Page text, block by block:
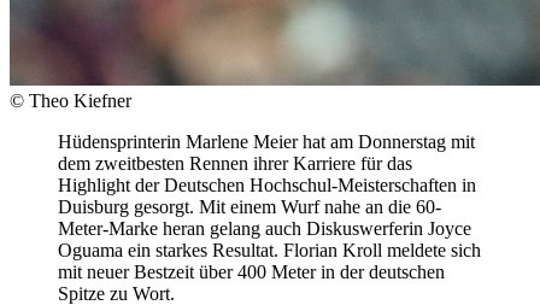
© Theo Kiefner
Hüdensprinterin Marlene Meier hat am Donnerstag mit
dem zweitbesten Rennen ihrer Karriere für das
Highlight der Deutschen Hochschul-Meisterschaften in
Duisburg gesorgt. Mit einem Wurf nahe an die 60-
Meter-Marke heran gelang auch Diskuswerferin Joyce
Oguama ein starkes Resultat. Florian Kroll meldete sich
mit neuer Bestzeit über 400 Meter in der deutschen
Spitze zu Wort.